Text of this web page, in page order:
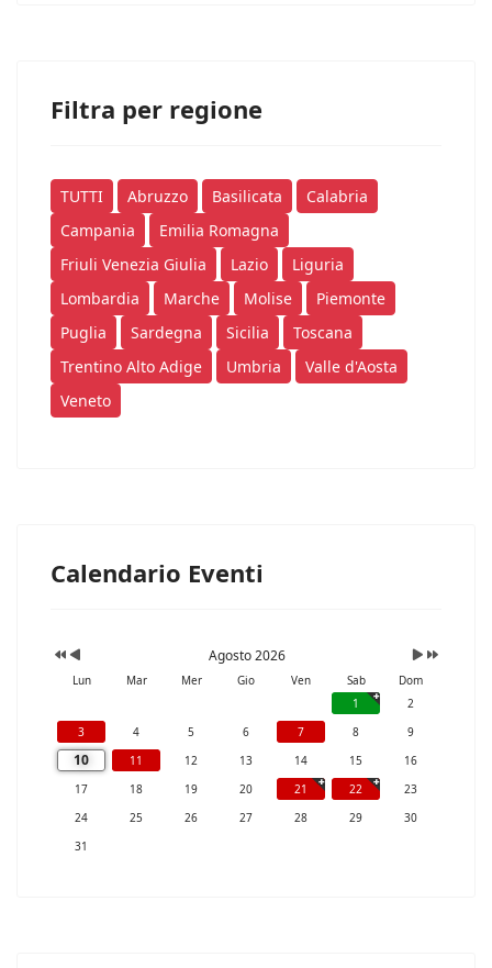
Filtra per regione
TUTTI Abruzzo Basilicata
Calabria
Campania
Emilia Romagna
Friuli Venezia Giulia
Lazio
Liguria
Lombardia
Marche Molise
Piemonte
Puglia
Sardegna Sicilia
Toscana
Trentino Alto Adige
Umbria
Valle d'Aosta
Veneto
Calendario Eventi
Agosto 2026
Lun Mar Mer Gio Ven Sab
Dom
1
2
3
4 5 6 7 8 9
10 11 12 13 14 15
16
17
18 19 20 21 22
23
24
25 26 27 28 29
30
31